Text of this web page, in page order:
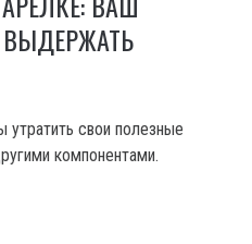
свои полезные
компонентами.